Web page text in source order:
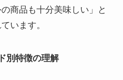
商品も十分美味しい」と
います。
別特徴の理解